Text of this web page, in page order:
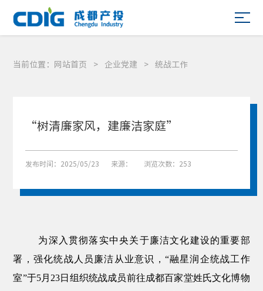
当前位置： 网站首页 > 企业党建 > 统战工作
“树清廉家风，建廉洁家庭”
发布时间：2025/05/23 来源： 浏览次数：253
为深入贯彻落实中央关于廉洁文化建设的重要部
署，强化统战人员廉洁从业意识， “融星润企统战工作
室”于5月 23日组织统战成员前往成都百家堂姓氏文化博物